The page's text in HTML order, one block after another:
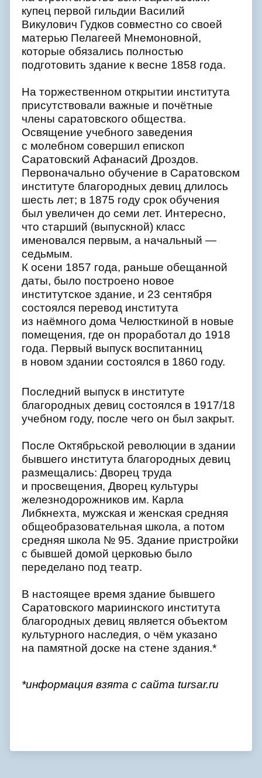
купец первой гильдии Василий
Викулович Гудков совместно со своей
матерью Пелагеей Мнемоновной,
которые обязались полностью
подготовить здание к весне 1858 года.
На торжественном открытии института
присутствовали важные и почётные
члены саратовского общества.
Освящение учебного заведения
с молебном совершил епископ
Саратовский Афанасий Дроздов.
Первоначально обучение в Саратовском
институте благородных девиц длилось
шесть лет; в 1875 году срок обучения
был увеличен до семи лет. Интересно,
что старший (выпускной) класс
именовался первым, а начальный —
седьмым.
К осени 1857 года, раньше обещанной
даты, было построено новое
институтское здание, и 23 сентября
состоялся перевод института
из наёмного дома Челюсткиной в новые
помещения, где он проработал до 1918
года. Первый выпуск воспитанниц
в новом здании состоялся в 1860 году.
Последний выпуск в институте
благородных девиц состоялся в 1917/18
учебном году, после чего он был закрыт.
После Октябрьской революции в здании
бывшего института благородных девиц
размещались: Дворец труда
и просвещения, Дворец культуры
железнодорожников им. Карла
Либкнехта, мужская и женская средняя
общеобразовательная школа, а потом
средняя школа № 95. Здание пристройки
с бывшей домой церковью было
переделано под театр.
В настоящее время здание бывшего
Саратовского мариинского института
благородных девиц является объектом
культурного наследия, о чём указано
на памятной доске на стене здания.*
*информация взята с сайта tursar.ru